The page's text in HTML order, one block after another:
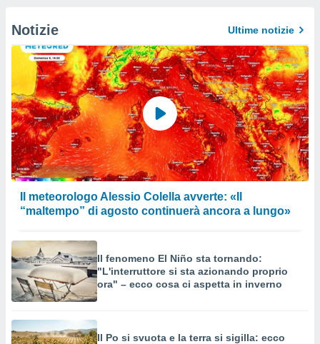
Notizie Ultime notizie
Il meteorologo Alessio Colella avverte: «Il
“maltempo” di agosto continuerà ancora a lungo»
Il fenomeno El Niño sta tornando:
"L'interruttore si sta azionando proprio
ora" – ecco cosa ci aspetta in inverno
Il Po si svuota e la terra si sigilla: ecco